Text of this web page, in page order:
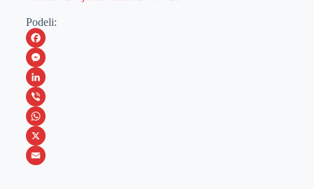
Podeli:
F
a
c
e
b
o
M
e
s
s
e
L
i
n
k
V
i
b
W
h
X